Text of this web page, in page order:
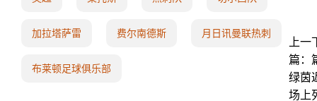
加拉塔萨雷 费尔南德斯 月日讯曼联热刺
布莱顿足球俱乐部
上一
篇：
绿茵
场上